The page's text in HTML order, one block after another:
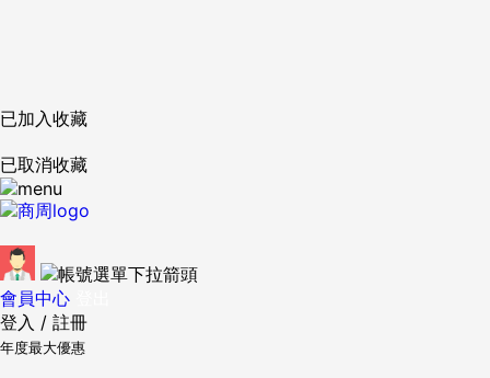
已加入收藏
已取消收藏
會員中心
登入 / 註冊
年度最大優惠